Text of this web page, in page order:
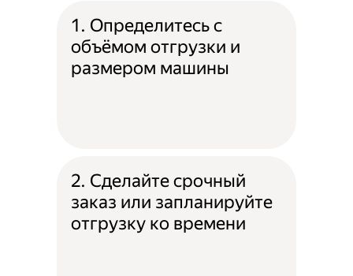
1. Определитесь с
объёмом отгрузки и
размером машины
2. Сделайте срочный
заказ или запланируйте
отгрузку ко времени